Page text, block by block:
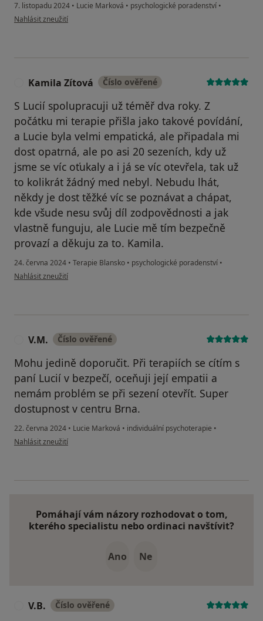
7. listopadu 2024 • Lucie Marková • psychologické poradenství •
podle názoru uživatele Roman
Nahlásit zneužití
Kamila Zítová Číslo ověřené
S Lucií spolupracuji už téměř dva roky. Z
počátku mi terapie přišla jako takové povídání,
a Lucie byla velmi empatická, ale připadala mi
dost opatrná, ale po asi 20 sezeních, kdy už
jsme se víc oťukaly a i já se víc otevřela, tak už
to kolikrát žádný med nebyl. Nebudu lhát,
někdy je dost těžké víc se poznávat a chápat,
kde všude nesu svůj díl zodpovědnosti a jak
vlastně funguju, ale Lucie mě tím bezpečně
provazí a děkuju za to. Kamila.
24. června 2024 • Terapie Blansko • psychologické poradenství •
podle názoru uživatele Kamila Zítová
Nahlásit zneužití
V.M. Číslo ověřené
Mohu jedině doporučit. Při terapiích se cítím s
paní Lucií v bezpečí, oceňuji její empatii a
nemám problém se při sezení otevřít. Super
dostupnost v centru Brna.
22. června 2024 • Lucie Marková • individuální psychoterapie •
podle názoru uživatele V.M.
Nahlásit zneužití
Pomáhají vám názory rozhodovat o tom,
kterého specialistu nebo ordinaci navštívit?
Ano Ne
V.B. Číslo ověřené